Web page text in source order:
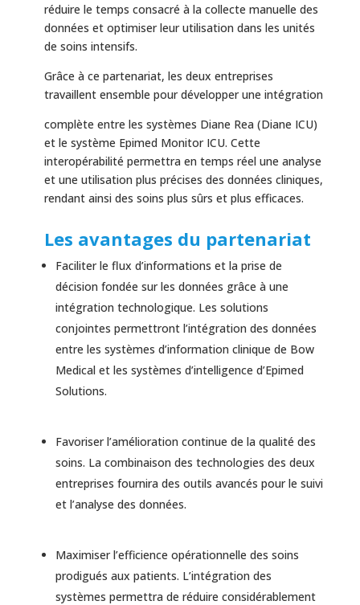
réduire le temps consacré à la collecte manuelle des
données et optimiser leur utilisation dans les unités
de soins intensifs.
Grâce à ce partenariat, les deux entreprises
travaillent ensemble pour développer une intégration
complète entre les systèmes Diane Rea (Diane ICU)
et le système Epimed Monitor ICU. Cette
interopérabilité permettra en temps réel une analyse
et une utilisation plus précises des données cliniques,
rendant ainsi des soins plus sûrs et plus efficaces.
Les avantages du partenariat
Faciliter le flux d’informations et la prise de
décision fondée sur les données grâce à une
intégration technologique. Les solutions
conjointes permettront l’intégration des données
entre les systèmes d’information clinique de Bow
Medical et les systèmes d’intelligence d’Epimed
Solutions.
Favoriser l’amélioration continue de la qualité des
soins. La combinaison des technologies des deux
entreprises fournira des outils avancés pour le suivi
et l’analyse des données.
Maximiser l’efficience opérationnelle des soins
prodigués aux patients. L’intégration des
systèmes permettra de réduire considérablement